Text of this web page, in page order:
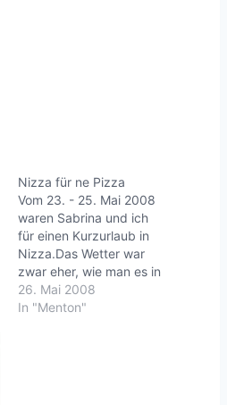
Nizza für ne Pizza
Vom 23. - 25. Mai 2008
waren Sabrina und ich
für einen Kurzurlaub in
Nizza.Das Wetter war
zwar eher, wie man es in
Deutschland erwarten
würde, aber doch reizte
26. Mai 2008
In "Menton"